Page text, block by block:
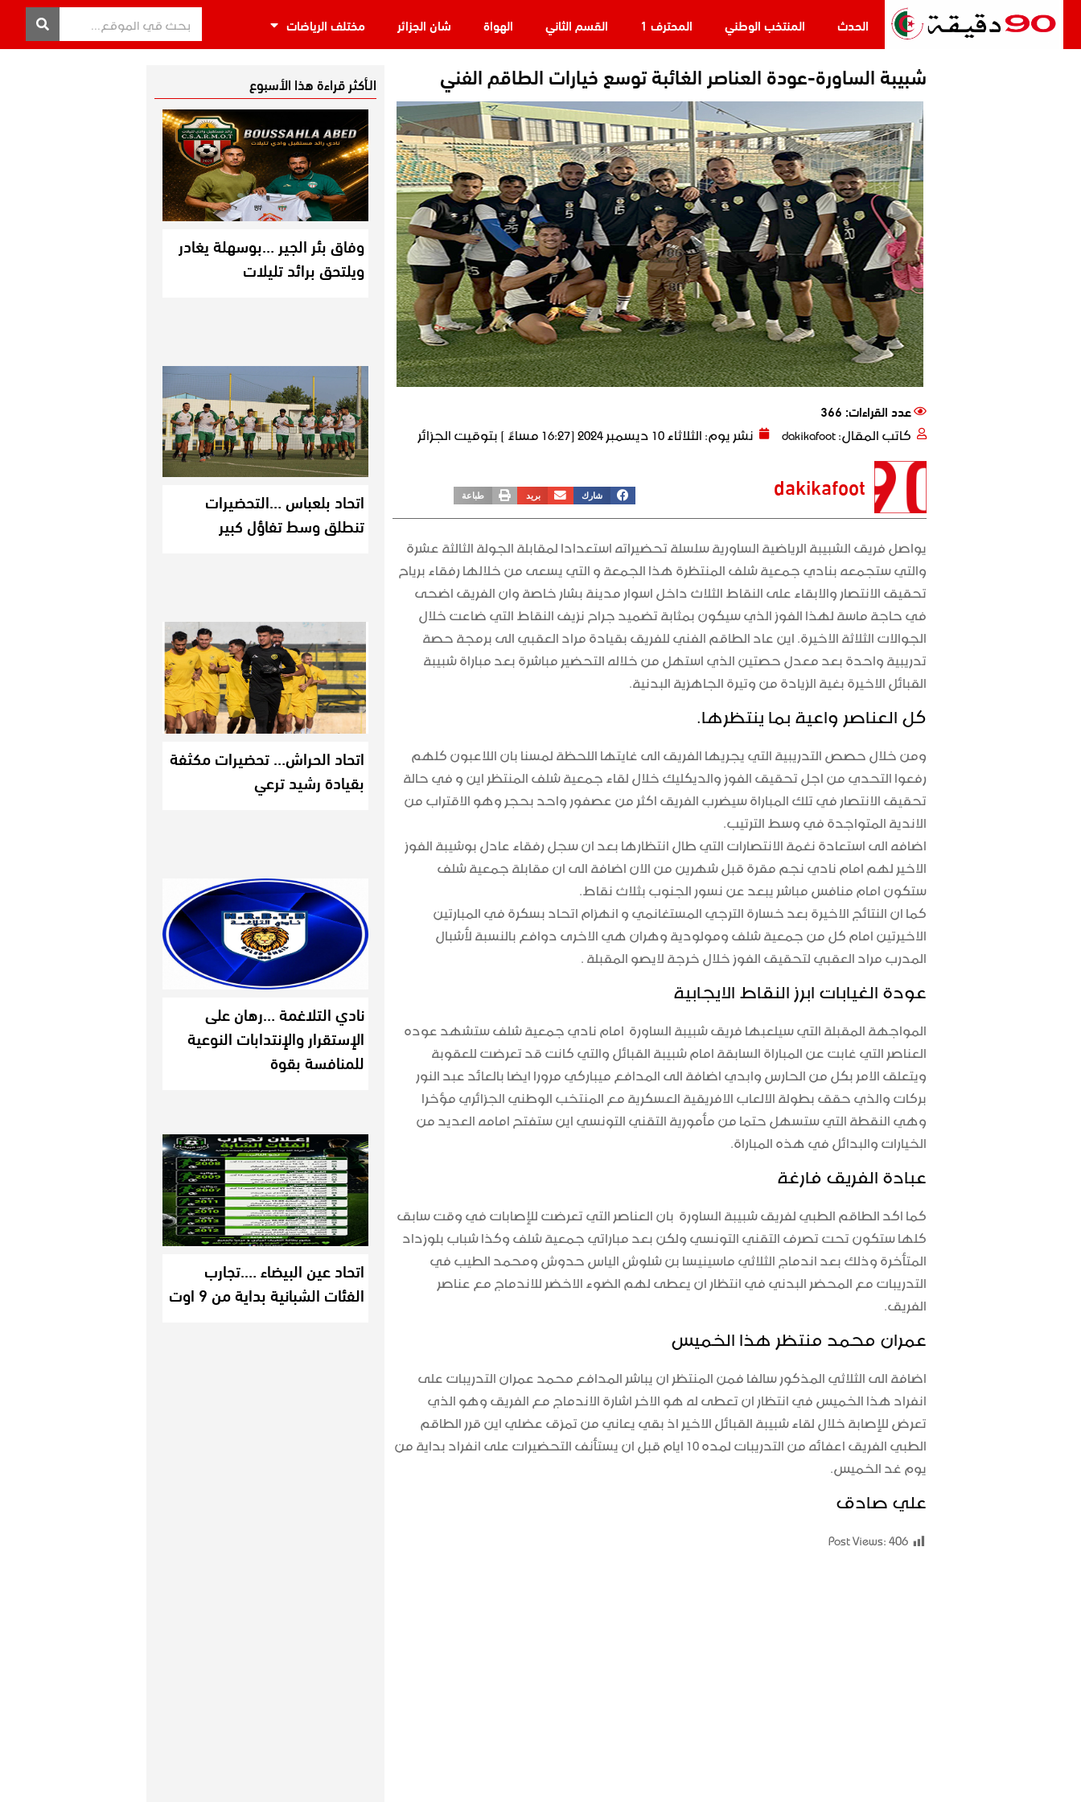
الحدث المنتخب الوطني المحترف 1 القسم الثاني الهواة شان الجزائر مختلف الرياضات
شبيبة الساورة-عودة العناصر الغائبة توسع خيارات الطاقم الفني
عدد القراءات: 366
كاتب المقال:
نشر يوم:الثلاثاء 10 ديسمبر 2024 [16:27 مساءً ] بتوقيت الجزائر
dakikafoot شارك بريد طباعة
يواصل فريق الشبيبة الرياضية الساورية سلسلة تحضيراته استعدادا لمقابلة الجولة الثالثة عشرة
والتي ستجمعه بنادي جمعية شلف المنتظرة هذا الجمعة و التي يسعى من خلالها رفقاء برياح
تحقيق الانتصار والابقاء على النقاط الثلاث داخل اسوار مدينة بشار خاصة وان الفريق اضحى
في حاجة ماسة لهذا الفوز الذي سيكون بمثابة تضميد جراح نزيف النقاط التي ضاعت خلال
الجوالات الثلاثة الاخيرة. اين عاد الطاقم الفني للفريق بقيادة مراد العقبي الى برمجة حصة
تدريبية واحدة بعد معدل حصتين الذي استهل من خلاله التحضير مباشرة بعد مباراة شبيبة
القبائل الاخيرة بغية الزيادة من وتيرة الجاهزية البدنية.
كل العناصر واعية بما ينتظرها.
ومن خلال حصص التدريبية التي يجريها الفريق الى غايتها اللحظة لمسنا بان اللاعبون كلهم
رفعوا التحدي من اجل تحقيق الفوز والديكليك خلال لقاء جمعية شلف المنتظر اين و في حالة
تحقيق الانتصار في تلك المباراة سيضرب الفريق اكثر من عصفور واحد بحجر وهو الاقتراب من
الاندية المتواجدة في وسط الترتيب.
اضافه الى استعادة نغمة الانتصارات التي طال انتظارها بعد ان سجل رفقاء عادل بوشيبة الفوز
الاخير لهم امام نادي نجم مقرة قبل شهرين من الان اضافة الى ان مقابلة جمعية شلف
ستكون امام منافس مباشر يبعد عن نسور الجنوب بثلاث نقاط.
كما ان النتائج الاخيرة بعد خسارة الترجي المستغانمي و انهزام اتحاد بسكرة في المبارتين
الاخيرتين امام كل من جمعية شلف ومولودية وهران هي الاخرى دوافع بالنسبة لأشبال
المدرب مراد العقبي لتحقيق الفوز خلال خرجة لايصو المقبلة .
عودة الغيابات ابرز النقاط الايجابية
المواجهة المقبلة التي سيلعبها فريق شبيبة الساورة امام نادي جمعية شلف ستشهد عوده
العناصر التي غابت عن المباراة السابقة امام شبيبة القبائل والتي كانت قد تعرضت للعقوبة
ويتعلق الامر بكل من الحارس وابدي اضافة الى المدافع ميباركي مرورا ايضا بالعائد عبد النور
بركات والذي حقق بطولة الالعاب الافريقية العسكرية مع المنتخب الوطني الجزائري مؤخرا
وهي النقطة التي ستسهل حتما من مأمورية التقني التونسي اين ستفتح امامه العديد من
الخيارات والبدائل في هذه المباراة.
عبادة الفريق فارغة
كما اكد الطاقم الطبي لفريق شبيبة الساورة بان العناصر التي تعرضت للإصابات في وقت سابق
كلها ستكون تحت تصرف التقني التونسي ولكن بعد مباراتي جمعية شلف وكذا شباب بلوزداد
المتأخرة وذلك بعد اندماج الثلاثي ماسينيسا بن شلوش الياس حدوش ومحمد الطيب في
التدريبات مع المحضر البدني في انتظار ان يعطى لهم الضوء الاخضر للاندماج مع عناصر
الفريق.
عمران محمد منتظر هذا الخميس
اضافة الى الثلاثي المذكور سالفا فمن المنتظر ان يباشر المدافع محمد عمران التدريبات على
انفراد هذا الخميس في انتظار ان تعطى له هو الاخر اشارة الاندماج مع الفريق وهو الذي
تعرض للإصابة خلال لقاء شبيبة القبائل الاخير اذ بقي يعاني من تمزق عضلي اين قرر الطاقم
الطبي الفريق اعفائه من التدريبات لمده 10 ايام قبل ان يستأنف التحضيرات على انفراد بداية من
يوم غد الخميس.
علي صادق
Post Views:406
الـأكثر قراءة هذا الأسبوع
وفاق بئر الجير …بوسهلة يغادر
ويلتحق برائد تليلات
اتحاد بلعباس …التحضيرات
تنطلق وسط تفاؤل كبير
اتحاد الحراش… تحضيرات مكثفة
بقيادة رشيد ترعي
نادي التلاغمة …رهان على
الإستقرار والإنتدابات النوعية
للمنافسة بقوة
اتحاد عين البيضاء ….تجارب
الفئات الشبانية بداية من 9 اوت